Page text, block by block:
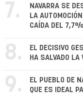
7.
NAVARRA SE
LA
CAÍDA DEL 7,7%
8.
EL DECISIVO
HA SALVADO
9.
EL PUEBLO DE
QUE ES IDEAL